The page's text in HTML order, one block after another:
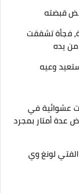
قبضته
فجأة تشققت
يده
وعيه
عشوائية في
عدة أمتار بمجرد
لونغ وي